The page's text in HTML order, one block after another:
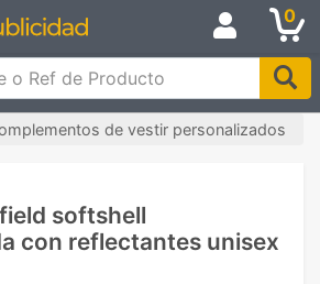
0
Ref de Producto
de vestir personalizados
softshell
con reflectantes unisex